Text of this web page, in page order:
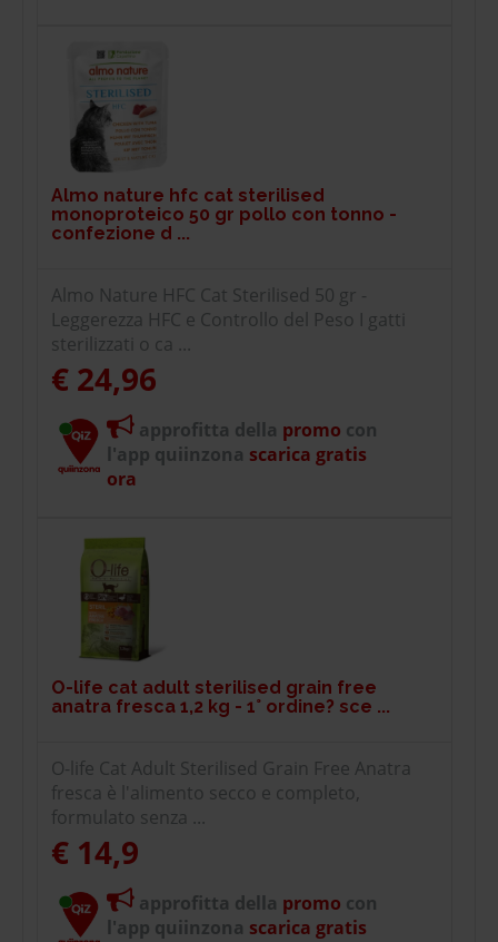
Almo nature hfc cat sterilised
monoproteico 50 gr pollo con tonno -
confezione d ...
Almo Nature HFC Cat Sterilised 50 gr -
Leggerezza HFC e Controllo del Peso I gatti
sterilizzati o ca ...
€ 24,96
approfitta della promo con
l'app quiinzona scarica gratis
ora
O-life cat adult sterilised grain free
anatra fresca 1,2 kg - 1° ordine? sce ...
O-life Cat Adult Sterilised Grain Free Anatra
fresca è l'alimento secco e completo,
formulato senza ...
€ 14,9
approfitta della promo con
l'app quiinzona scarica gratis